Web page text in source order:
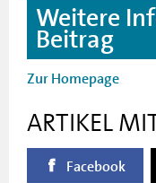
Weitere
Beitrag
Zur Homepage
ARTIKEL
Facebook